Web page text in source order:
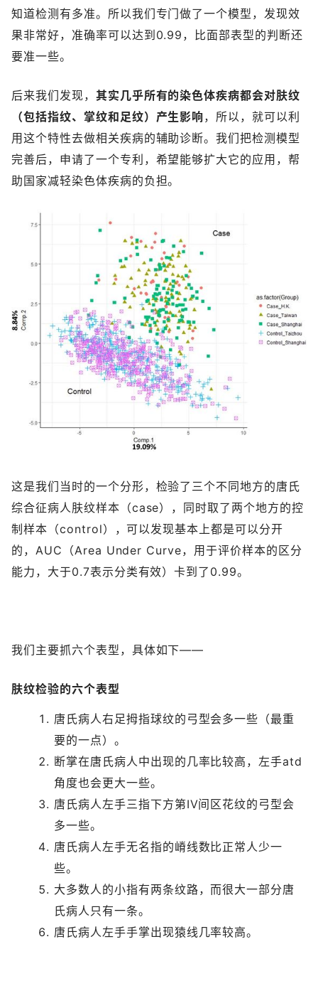
知道检测有多准。所以我们专门做了一个模型，发现效
果非常好，准确率可以达到0.99，比面部表型的判断还
要准一些。
后来我们发现， 其实几乎所有的染色体疾病都会对肤纹
（包括指纹、掌纹和足纹）产生影响，所以，就可以利
用这个特性去做相关疾病的辅助诊断。我们把检测模型
完善后，申请了一个专利，希望能够扩大它的应用，帮
助国家减轻染色体疾病的负担。
这是我们当时的一个分形，检验了三个不同地方的唐氏
综合征病人肤纹样本（case），同时取了两个地方的控
制样本（control），可以发现基本上都是可以分开
的，AUC（Area Under Curve，用于评价样本的区分
能力，大于0.7表示分类有效）卡到了0.99。
我们主要抓六个表型，具体如下——
肤纹检验的六个表型
唐氏病人右足拇指球纹的弓型会多一些（最重
要的一点）。
断掌在唐氏病人中出现的几率比较高，左手atd
角度也会更大一些。
唐氏病人左手三指下方第IV间区花纹的弓型会
多一些。
唐氏病人左手无名指的嵴线数比正常人少一
些。
大多数人的小指有两条纹路，而很大一部分唐
氏病人只有一条。
唐氏病人左手手掌出现猿线几率较高。